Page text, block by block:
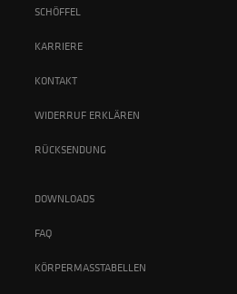
SCHÖFFEL
KARRIERE
KONTAKT
WIDERRUF ERKLÄREN
RÜCKSENDUNG
DOWNLOADS
FAQ
KÖRPERMASSTABELLEN